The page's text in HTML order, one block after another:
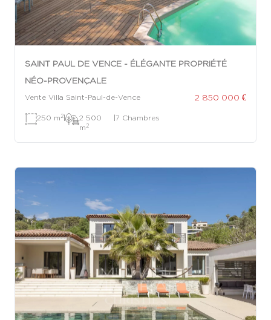
SAINT PAUL DE VENCE - ÉLÉGANTE PROPRIÉTÉ
NÉO-PROVENÇALE
Vente Villa Saint-Paul-de-Vence 2 850 000 €
250 m 2|
2 500
m 2
|7 Chambres